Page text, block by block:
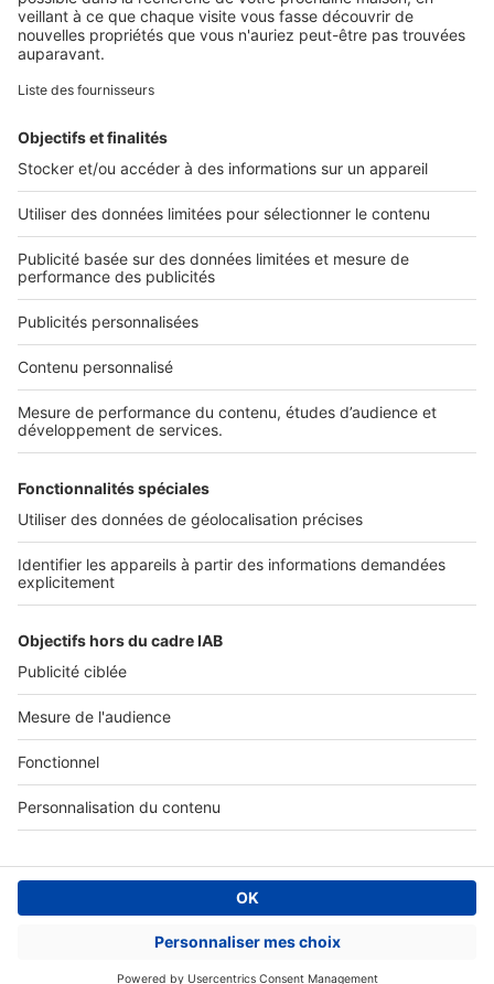
Retrouvez-nous sur ...
L'ENTREPRISE
Nous contacter
Nous recrutons
NOS APPLICATIONS
Découvrez nos applications
Tous nos services pro
Accès client
À DÉCOUVRIR
Annuaire des professionnels
Tout l'immobilier
Toutes les villes
Tous les départements
Toutes les régions
SeLoger © 1992 - 2023
Annonces Immobilières
Paramétrer mes cookies
Conditions Générales d'Utilisation
Fonctionnement de notre site